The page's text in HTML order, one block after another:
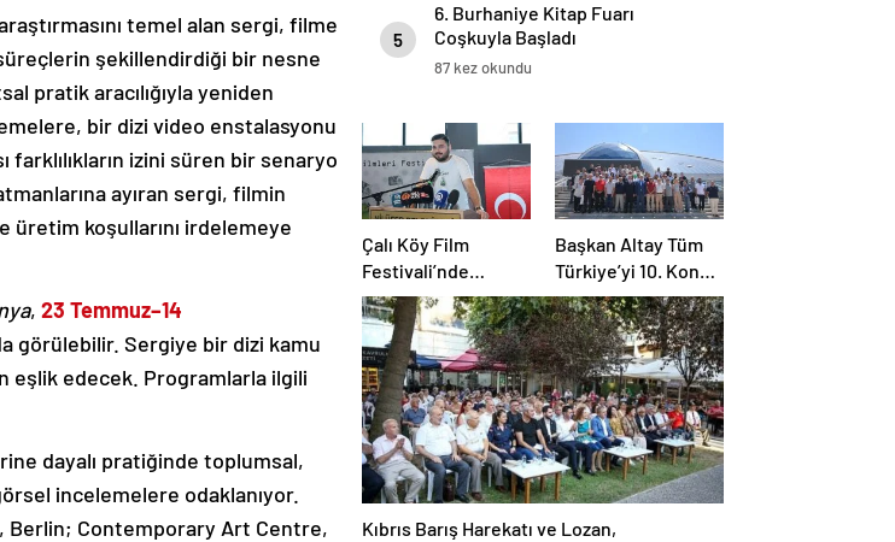
temel alan sergi, filme
şekillendirdiği bir nesne
pratik aracılığıyla yeniden
bir dizi video enstalasyonu
izini süren bir senaryo
ayıran sergi, filmin
üretim koşullarını irdelemeye
, 23 Temmuz–14
görülebilir. Sergiye bir dizi kamu
eşlik edecek. Programlarla ilgili
dayalı pratiğinde toplumsal,
incelemelere odaklanıyor.
Berlin; Contemporary Art Centre,
5
6. Burhaniye Kitap Fuarı
Coşkuyla Başladı
87 kez okundu
Çalı Köy Film
Festivali’nde
Akademik Buluşma
Başkan Altay Tüm
Türkiye’yi 10. Konya
Bilim Festivali’ne
Davet Etti
Kıbrıs Barış Harekatı ve Lozan,